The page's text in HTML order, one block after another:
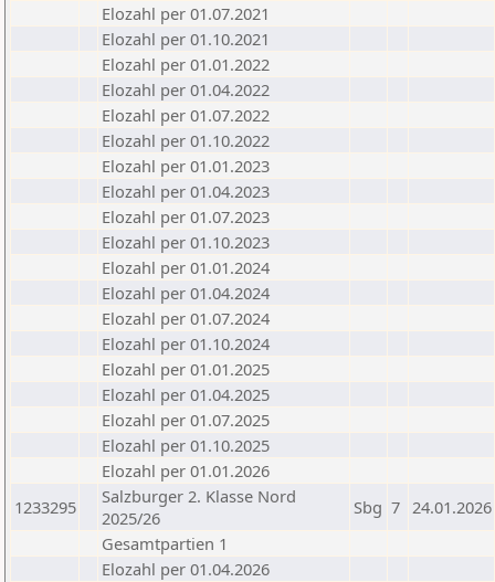
Elozahl per 01.07.2021
Elozahl per 01.10.2021
Elozahl per 01.01.2022
Elozahl per 01.04.2022
Elozahl per 01.07.2022
Elozahl per 01.10.2022
Elozahl per 01.01.2023
Elozahl per 01.04.2023
Elozahl per 01.07.2023
Elozahl per 01.10.2023
Elozahl per 01.01.2024
Elozahl per 01.04.2024
Elozahl per 01.07.2024
Elozahl per 01.10.2024
Elozahl per 01.01.2025
Elozahl per 01.04.2025
Elozahl per 01.07.2025
Elozahl per 01.10.2025
Elozahl per 01.01.2026
1233295
Salzburger 2. Klasse Nord
2025/26
Sbg 7 24.01.2026
Gesamtpartien 1
Elozahl per 01.04.2026